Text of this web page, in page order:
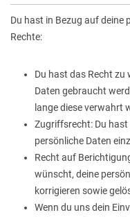
Du hast in Bezug auf deine
Rechte:
Du hast das Recht zu
Daten gebraucht
lange diese verwahrt
Zugriffsrecht: Du hast
persönliche Daten
Recht auf
wünscht, deine
korrigieren sowie
Wenn du uns dein